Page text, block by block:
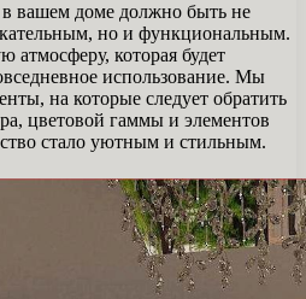
вашем доме должно быть не
но и функциональным.
атмосферу, которая будет
использование. Мы
на которые следует обратить
цветовой гаммы и элементов
стало уютным и стильным.